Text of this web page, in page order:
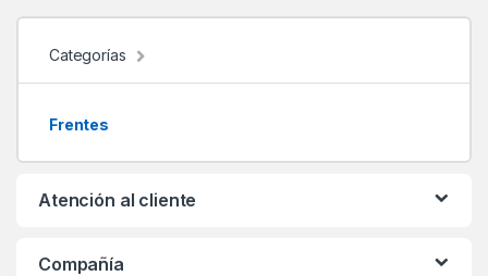
Categorías
Frentes
Atención al cliente
Compañía